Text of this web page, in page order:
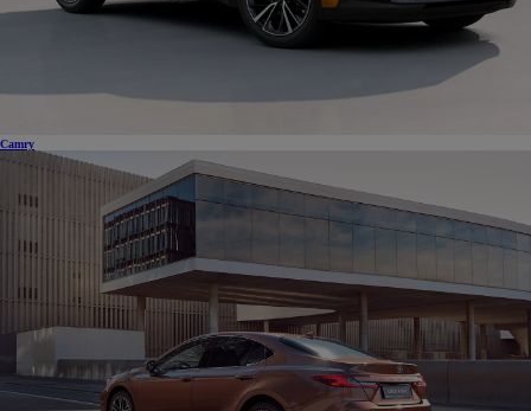
Camry